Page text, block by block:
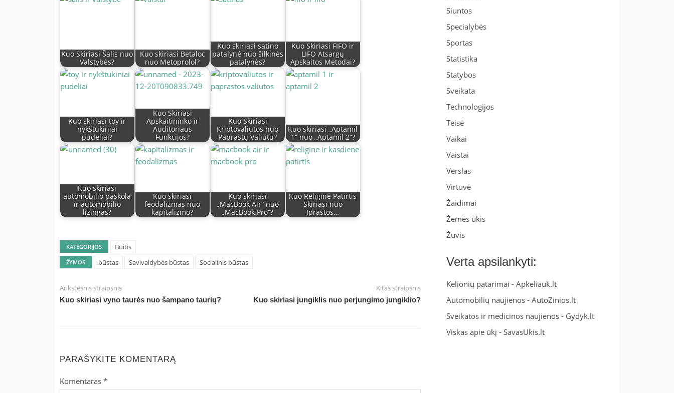
Kuo Skiriasi Šalis nuo
Valstybės?
Kuo skiriasi Betaloc
nuo Metoprolol?
Kuo skiriasi satino
patalynė nuo šilkinės
patalynės?
Kuo Skiriasi FIFO ir
LIFO Atsargų
Apskaitos Metodai?
Kuo skiriasi toy ir
nykštukiniai
pudeliai?
Kuo Skiriasi
Apskaitininko ir
Auditoriaus
Funkcijos?
Kuo Skiriasi
Kriptovaliutos nuo
Paprastų Valiutų?
Kuo skiriasi „Aptamil
1“ nuo „Aptamil 2“?
Kuo skiriasi
automobilio paskola
ir automobilio
lizingas?
Kuo skiriasi
feodalizmas nuo
kapitalizmo?
Kuo skiriasi
„MacBook Air“ nuo
„MacBook Pro“?
Kuo Religinė Patirtis
Skiriasi nuo
Įprastos…
KATEGORIJOS Buitis
ŽYMOS būstas Savivaldybės būstas Socialinis būstas
Ankstesnis straipsnis
Kuo skiriasi vyno taurės nuo šampano taurių?
Kitas straipsnis
Kuo skiriasi jungiklis nuo perjungimo jungiklio?
PARAŠYKITE KOMENTARĄ
Komentaras *
Siuntos
Specialybės
Sportas
Statistika
Statybos
Sveikata
Technologijos
Teisė
Vaikai
Vaistai
Verslas
Virtuvė
Žaidimai
Žemės ūkis
Žuvis
Verta apsilankyti:
Kelionių patarimai -Apkeliauk.lt
Automobilių naujienos -AutoZinios.lt
Sveikatos ir medicinos naujienos - Gydyk.lt
Viskas apie ūkį -SavasUkis.lt